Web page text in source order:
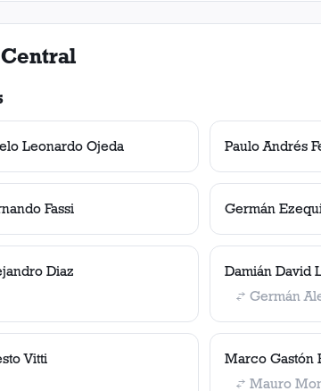
Leonardo Ojeda Paulo Andrés
Fassi Germán
Diaz
Damián David
Germán
Vitti
Marco Gastón
Mauro